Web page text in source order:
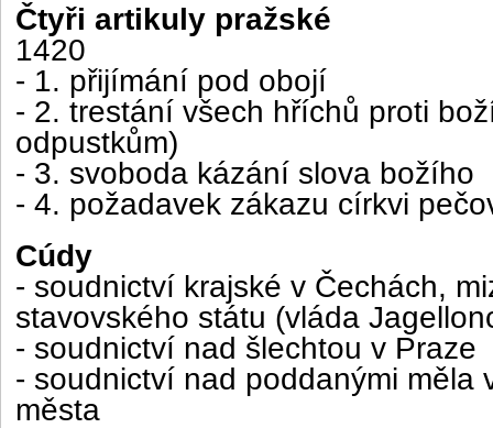
Čtyři artikuly pražské
1420
- 1. přijímání pod obojí
- 2. trestání všech hříchů proti
odpustkům)
- 3. svoboda kázání slova božího
- 4. požadavek zákazu církvi
Cúdy
- soudnictví krajské v Čechách,
stavovského státu (vláda
- soudnictví nad šlechtou v Praze
- soudnictví nad poddanými měla
města